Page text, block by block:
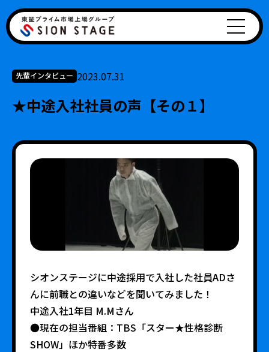
先輩インタビュー 2023.07.31
★中途入社社員の声【その１】
シオンステージに中途採用で入社した社員ADさ
んに前職との違いなどを聞いてみました！
中途入社1年目 M.Mさん
●現在の担当番組：TBS「スター★性格診断
SHOW」ほか特番多数